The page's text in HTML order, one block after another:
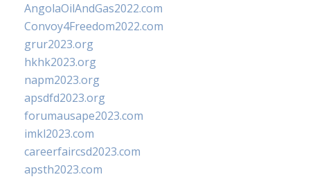
AngolaOilAndGas2022.com
Convoy4Freedom2022.com
grur2023.org
hkhk2023.org
napm2023.org
apsdfd2023.org
forumausape2023.com
imkl2023.com
careerfaircsd2023.com
apsth2023.com